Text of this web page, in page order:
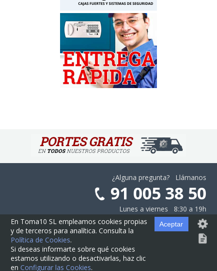
¿Alguna pregunta? Llámanos
91 005 38 50
Lunes a viernes 8:30 a 19h
Aviso Legal·Privacidad·Cookies·Configurar las Cookies·Contratación
© Cajas10.com ·contacto@cajas10.com
En Toma10 SL empleamos cookies propias
y de terceros para analítica. Consulta la
Política de Cookies.
Si deseas informarte sobre qué cookies
estamos utilizando o desactivarlas, haz clic
en Configurar las Cookies.
Aceptar